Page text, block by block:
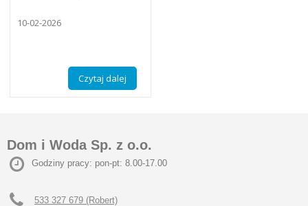
10-02-2026
Czytaj dalej
Dom i Woda Sp. z o.o.
Godziny pracy: pon-pt: 8.00-17.00
533 327 679 (Robert)